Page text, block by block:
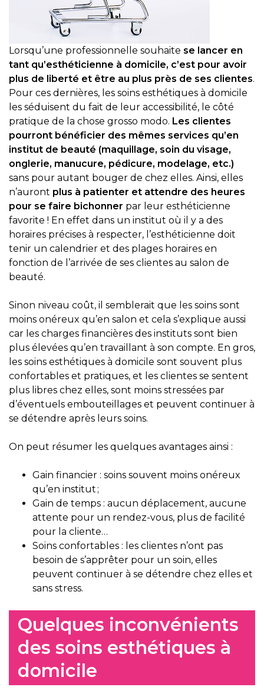
Lorsqu’une professionnelle souhaite se lancer en
tant qu’esthéticienne à domicile, c’est pour avoir
plus de liberté et être au plus près de ses clientes.
Pour ces dernières, les soins esthétiques à domicile
les séduisent du fait de leur accessibilité, le côté
pratique de la chose grosso modo. Les clientes
pourront bénéficier des mêmes services qu’en
institut de beauté (maquillage, soin du visage,
onglerie, manucure, pédicure, modelage, etc.)
sans pour autant bouger de chez elles. Ainsi, elles
n’auront plus à patienter et attendre des heures
pour se faire bichonner par leur esthéticienne
favorite ! En effet dans un institut où il y a des
horaires précises à respecter, l’esthéticienne doit
tenir un calendrier et des plages horaires en
fonction de l’arrivée de ses clientes au salon de
beauté.
Sinon niveau coût, il semblerait que les soins sont
moins onéreux qu’en salon et cela s’explique aussi
car les charges financières des instituts sont bien
plus élevées qu’en travaillant à son compte. En gros,
les soins esthétiques à domicile sont souvent plus
confortables et pratiques, et les clientes se sentent
plus libres chez elles, sont moins stressées par
d’éventuels embouteillages et peuvent continuer à
se détendre après leurs soins.
On peut résumer les quelques avantages ainsi :
Gain financier : soins souvent moins onéreux
qu’en institut ;
Gain de temps : aucun déplacement, aucune
attente pour un rendez-vous, plus de facilité
pour la cliente…
Soins confortables : les clientes n’ont pas
besoin de s’apprêter pour un soin, elles
peuvent continuer à se détendre chez elles et
sans stress.
Quelques inconvénients
des soins esthétiques à
domicile